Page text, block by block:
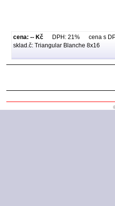
cena: -- Kč DPH: 21% cena s
sklad.č: Triangular Blanche 8x16